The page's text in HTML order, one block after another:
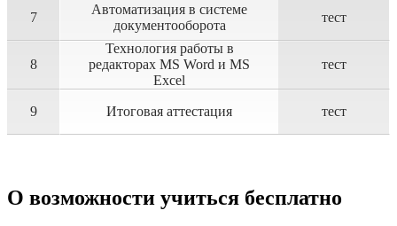
7
Автоматизация в системе
документооборота
тест
8
Технология работы в
редакторах MS Word и MS
Excel
тест
9 Итоговая аттестация тест
О возможности учиться бесплатно